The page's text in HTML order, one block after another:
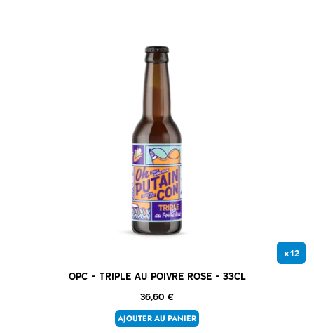
x12
OPC – Triple au poivre rose – 33cl
36,60 €
AJOUTER AU PANIER